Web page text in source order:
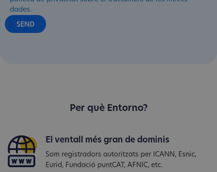
dades.
Per què Entorno?
El ventall més gran de dominis
Som registradors autoritzats per ICANN, Esnic,
Eurid, Fundació puntCAT, AFNIC, etc.